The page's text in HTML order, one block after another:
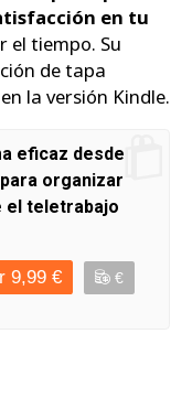
en tu
el tiempo. Su
de tapa
en la versión Kindle.
eficaz desde
organizar
el teletrabajo
9,99 € €